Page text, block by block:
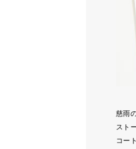
慈雨
スト
コー